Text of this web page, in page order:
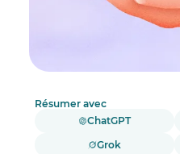
Résumer avec
ChatGPT
Grok